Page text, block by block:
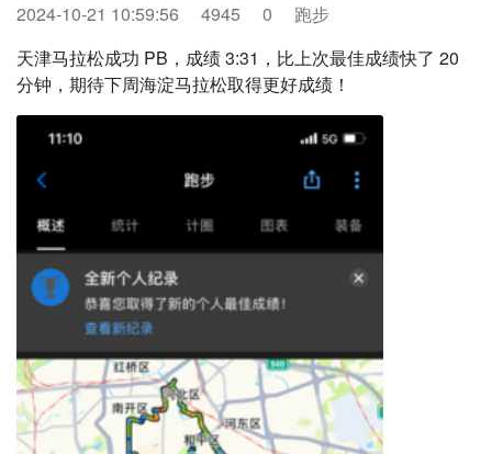
2024-10-21 10:59:56 4945 0
跑步
天津马拉松成功 PB，成绩 3:31，比上次最佳成绩快了 20
分钟，期待下周海淀马拉松取得更好成绩！